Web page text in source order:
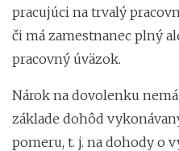
pracujúci na trvalý
či má zamestnanec plný
pracovný úväzok.
Nárok na dovolenku
základe dohôd
pomeru, t. j. na dohody o